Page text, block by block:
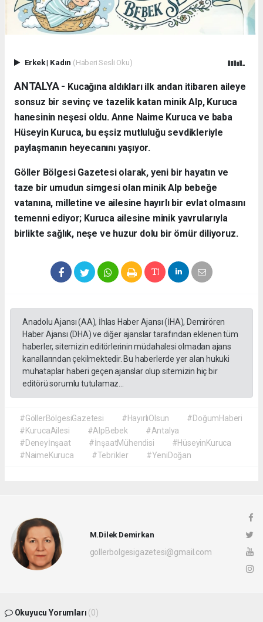
Erkek| Kadın (Haberi Sesli Oku)
ANTALYA - ​ Kucağına aldıkları ilk andan itibaren aileye
sonsuz bir sevinç ve tazelik katan minik Alp, Kuruca
hanesinin neşesi oldu. Anne Naime Kuruca ve baba
Hüseyin Kuruca, bu eşsiz mutluluğu sevdikleriyle
paylaşmanın heyecanını yaşıyor.
​Göller Bölgesi Gazetesi olarak, yeni bir hayatın ve
taze bir umudun simgesi olan minik Alp bebeğe
vatanına, milletine ve ailesine hayırlı bir evlat olmasını
temenni ediyor; Kuruca ailesine minik yavrularıyla
birlikte sağlık, neşe ve huzur dolu bir ömür diliyoruz.
Anadolu Ajansı (AA), İhlas Haber Ajansı (İHA), Demirören
Haber Ajansı (DHA) ve diğer ajanslar tarafından eklenen tüm
haberler, sitemizin editörlerinin müdahalesi olmadan ajans
kanallarından çekilmektedir. Bu haberlerde yer alan hukuki
muhataplar haberi geçen ajanslar olup sitemizin hiç bir
editörü sorumlu tutulamaz...
#GöllerBölgesiGazetesi #HayırlıOlsun
#DoğumHaberi
#KurucaAilesi
#AlpBebek
#Antalya
#Deneyİnşaat
#İnşaatMühendisi
#HüseyinKuruca
#NaimeKuruca
#Tebrikler #YeniDoğan
M.Dilek Demirkan
gollerbolgesigazetesi@gmail.com
Okuyucu Yorumları (0)